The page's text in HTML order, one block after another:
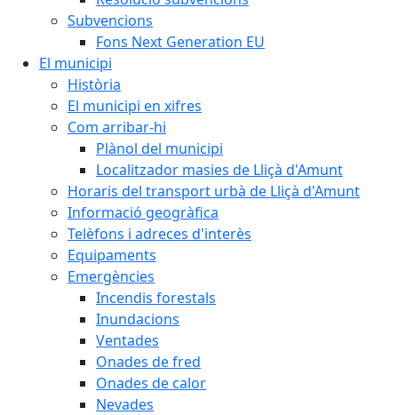
Subvencions
Fons Next Generation EU
El municipi
Història
El municipi en xifres
Com arribar-hi
Plànol del municipi
Localitzador masies de Lliçà d'Amunt
Horaris del transport urbà de Lliçà d'Amunt
Informació geogràfica
Telèfons i adreces d'interès
Equipaments
Emergències
Incendis forestals
Inundacions
Ventades
Onades de fred
Onades de calor
Nevades